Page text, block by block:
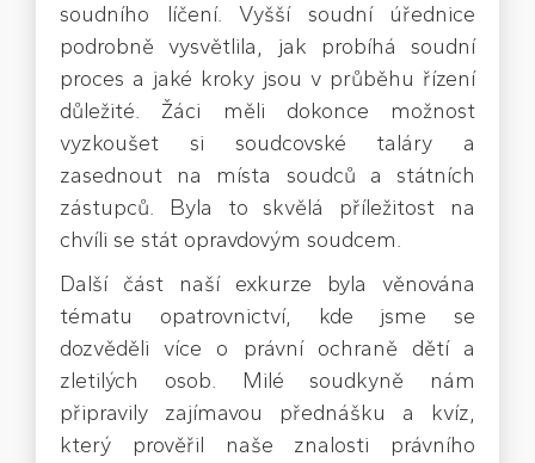
soudního líčení. Vyšší soudní úřednice
podrobně vysvětlila, jak probíhá soudní
proces a jaké kroky jsou v průběhu řízení
důležité. Žáci měli dokonce možnost
vyzkoušet si soudcovské taláry a
zasednout na místa soudců a státních
zástupců. Byla to skvělá příležitost na
chvíli se stát opravdovým soudcem.
Další část naší exkurze byla věnována
tématu opatrovnictví, kde jsme se
dozvěděli více o právní ochraně dětí a
zletilých osob. Milé soudkyně nám
připravily zajímavou přednášku a kvíz,
který prověřil naše znalosti právního